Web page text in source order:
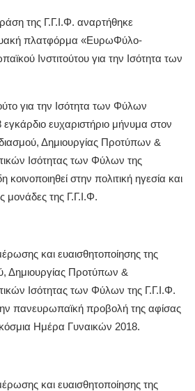
της Γ.Γ.Ι.Φ. αναρτήθηκε
πλατφόρμα «ΕυρωΦύλο-
Ινστιτούτου για την Ισότητα των
για την Ισότητα των Φύλων
εγκάρδιο ευχαριστήριο μήνυμα στον
Δημιουργίας Προτύπων &
Ισότητας των Φύλων της
κοινοποιηθεί στην πολιτική ηγεσία και
μονάδες της Γ.Γ.Ι.Φ.
και ευαισθητοποίησης της
Δημιουργίας Προτύπων &
Ισότητας των Φύλων της Γ.Γ.Ι.Φ.
πανευρωπαϊκή προβολή της αφίσας
Ημέρα Γυναικών 2018.
και ευαισθητοποίησης της